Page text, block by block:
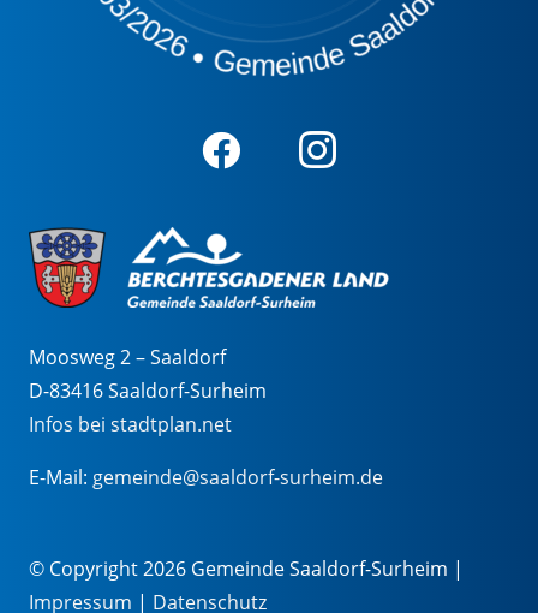
Moosweg 2 – Saaldorf
D-83416 Saaldorf-Surheim
Infos bei stadtplan.net
E-Mail: gemeinde@saaldorf-surheim.de
© Copyright 2026 Gemeinde Saaldorf-Surheim |
Impressum | Datenschutz